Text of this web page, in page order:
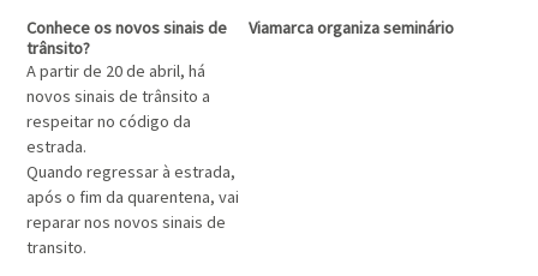
Conhece os novos sinais de
trânsito?
A partir de 20 de abril, há
novos sinais de trânsito a
respeitar no código da
estrada.
Quando regressar à estrada,
após o fim da quarentena, vai
reparar nos novos sinais de
transito.
Viamarca organiza seminário